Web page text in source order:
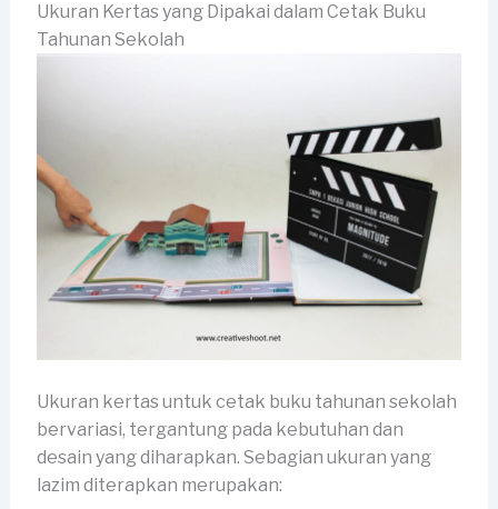
Ukuran Kertas yang Dipakai dalam Cetak Buku
Tahunan Sekolah
Ukuran kertas untuk cetak buku tahunan sekolah
bervariasi, tergantung pada kebutuhan dan
desain yang diharapkan. Sebagian ukuran yang
lazim diterapkan merupakan: